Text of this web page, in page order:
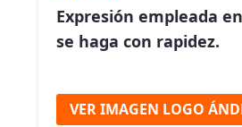
Expresión empleada
se haga con rapidez.
VER IMAGEN LOGO